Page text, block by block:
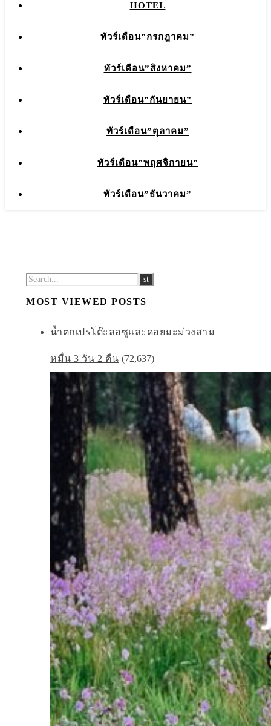
HOTEL
ทัวร์เดือน”กรกฎาคม”
ทัวร์เดือน”สิงหาคม”
ทัวร์เดือน”กันยายน”
ทัวร์เดือน”ตุลาคม”
ทัวร์เดือน”พฤศจิกายน”
ทัวร์เดือน”ธันวาคม”
MOST VIEWED POSTS
น้ำตกเปรโต๊ะลอซูและดอยมะม่วงสาม
หมื่น 3 วัน 2 คืน (72,637)